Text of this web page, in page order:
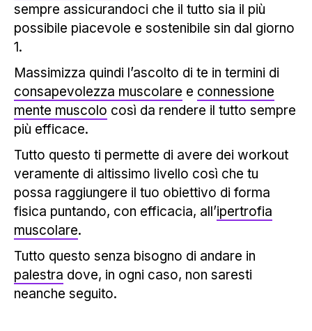
sempre assicurandoci che il tutto sia il più
possibile piacevole e sostenibile sin dal giorno
1.
Massimizza quindi l’ascolto di te in termini di
consapevolezza muscolare e connessione
mente muscolo così da rendere il tutto sempre
più efficace.
Tutto questo ti permette di avere dei workout
veramente di altissimo livello così che tu
possa raggiungere il tuo obiettivo di forma
fisica puntando, con efficacia, all’ipertrofia
muscolare.
Tutto questo senza bisogno di andare in
palestra dove, in ogni caso, non saresti
neanche seguito.